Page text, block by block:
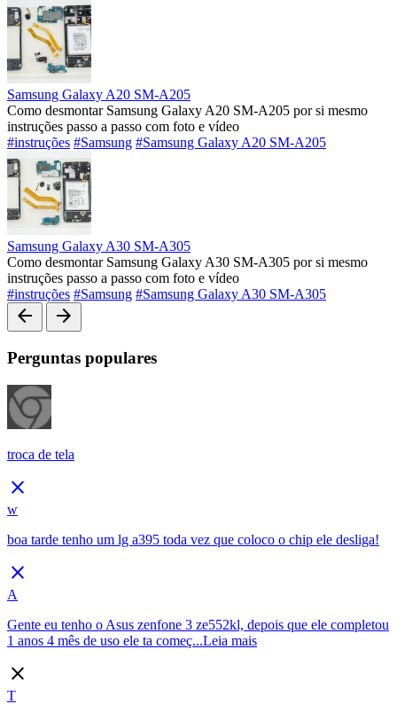
Samsung Galaxy A20 SM-A205
Como desmontar Samsung Galaxy A20 SM-A205 por si mesmo
instruções passo a passo com foto e vídeo
#instruções #Samsung #Samsung Galaxy A20 SM-A205
Samsung Galaxy A30 SM-A305
Como desmontar Samsung Galaxy A30 SM-A305 por si mesmo
instruções passo a passo com foto e vídeo
#instruções #Samsung #Samsung Galaxy A30 SM-A305
arrow_back arrow_forward
Perguntas populares
troca de tela
close
w
boa tarde tenho um lg a395 toda vez que coloco o chip ele desliga!
close
A
Gente eu tenho o Asus zenfone 3 ze552kl, depois que ele completou
1 anos 4 mês de uso ele ta começ...Leia mais
close
T